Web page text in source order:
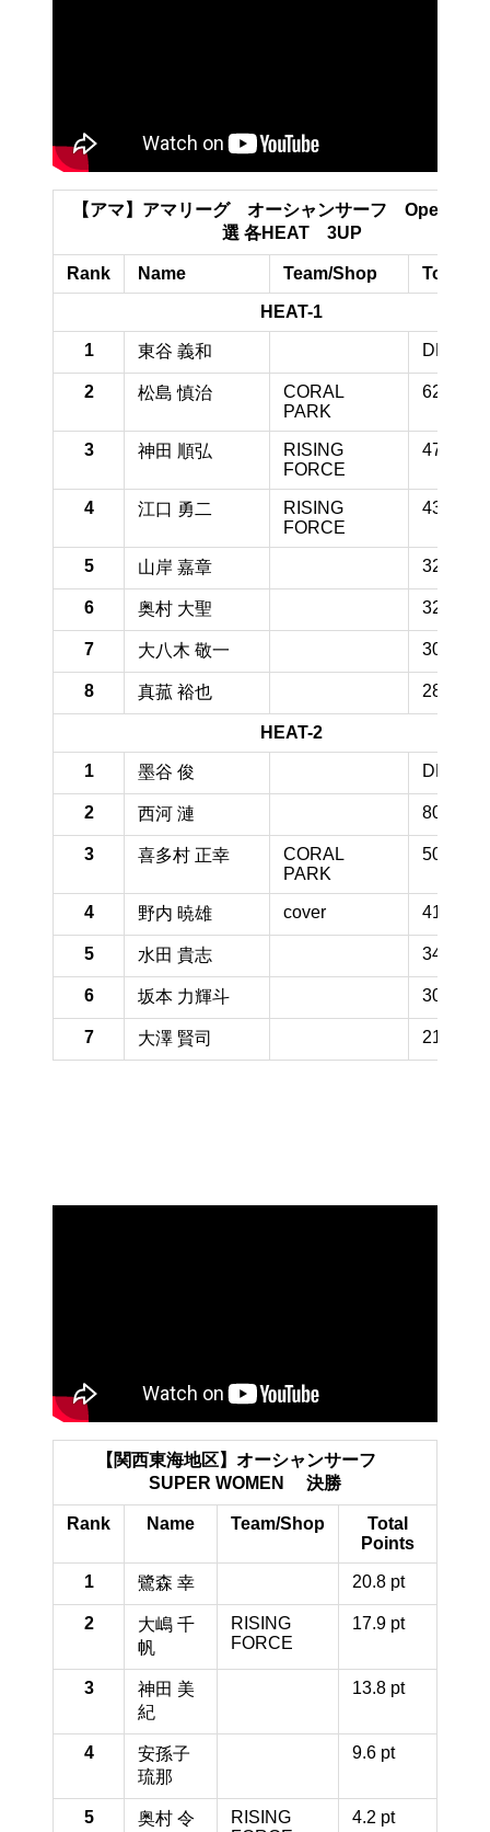
【アマ】アマリーグ オーシャンサーフ Open
選 各HEAT 3UP
Rank Name Team/Shop
HEAT-1
1 東谷 義和 DNS pt
2 松島 慎治
CORAL
PARK
62.5 pt
3 神田 順弘
RISING
FORCE
47.1 pt
4 江口 勇二
RISING
FORCE
43.3 pt
5 山岸 嘉章 32.9 pt
6 奥村 大聖 32.5 pt
7 大八木 敬一 30.8 pt
8 真菰 裕也 28.3 pt
HEAT-2
1 墨谷 俊 DNS pt
2 西河 漣 80.0 pt
3 喜多村 正幸
CORAL
PARK
50.4 pt
4 野内 暁雄 cover 41.3 pt
5 水田 貴志 34.6 pt
6 坂本 力輝斗 30.0 pt
7 大澤 賢司 21.3 pt
【関西東海地区】オーシャンサーフ
SUPER WOMEN 決勝
Rank Name Team/Shop
Total
Points
1 鷺森 幸 20.8 pt
2
大嶋 千
帆
RISING
FORCE
17.9 pt
3
神田 美
紀
13.8 pt
4
安孫子
琉那
9.6 pt
5
奥村 令
RISING
4.2 pt